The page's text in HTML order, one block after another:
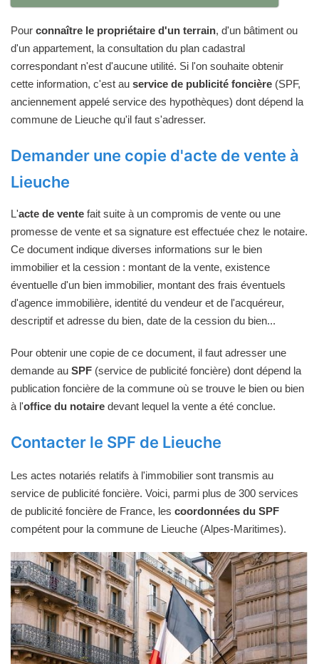
Pour connaître le propriétaire d'un terrain, d'un bâtiment ou
d'un appartement, la consultation du plan cadastral
correspondant n'est d'aucune utilité. Si l'on souhaite obtenir
cette information, c'est au service de publicité foncière (SPF,
anciennement appelé service des hypothèques) dont dépend la
commune de Lieuche qu'il faut s'adresser.
Demander une copie d'acte de vente à
Lieuche
L'acte de vente fait suite à un compromis de vente ou une
promesse de vente et sa signature est effectuée chez le notaire.
Ce document indique diverses informations sur le bien
immobilier et la cession : montant de la vente, existence
éventuelle d'un bien immobilier, montant des frais éventuels
d'agence immobilière, identité du vendeur et de l'acquéreur,
descriptif et adresse du bien, date de la cession du bien...
Pour obtenir une copie de ce document, il faut adresser une
demande au SPF (service de publicité foncière) dont dépend la
publication foncière de la commune où se trouve le bien ou bien
à l'office du notaire devant lequel la vente a été conclue.
Contacter le SPF de Lieuche
Les actes notariés relatifs à l'immobilier sont transmis au
service de publicité foncière. Voici, parmi plus de 300 services
de publicité foncière de France, les coordonnées du SPF
compétent pour la commune de Lieuche (Alpes-Maritimes).